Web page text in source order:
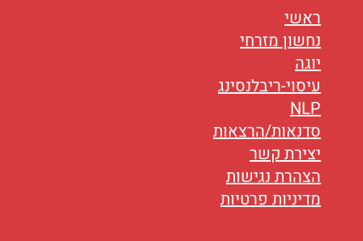
ראשי
נחשון מזרחי
יוגה
עיסוי-ריבלנסינג
NLP
סדנאות/הרצאות
יצירת קשר
הצהרת נגישות
מדיניות פרטיות